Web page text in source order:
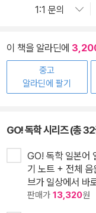
이 책을 알라딘에
중고
알라딘에 팔기
GO! 독학 시리즈 (총
GO! 독학 일본어
기 노트 + 전체
브가 일상에서 바
판매가 13,320원